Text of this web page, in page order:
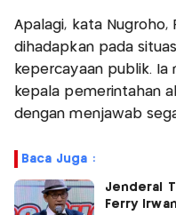
Apalagi, kata
dihadapkan pada
kepercayaan publik. Ia
kepala pemerintahan
dengan menjawab
Baca Juga :
Jenderal
Ferry